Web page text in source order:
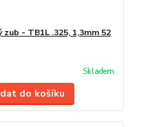
- TB1L .325, 1,3mm 52
Skladem
do košíku